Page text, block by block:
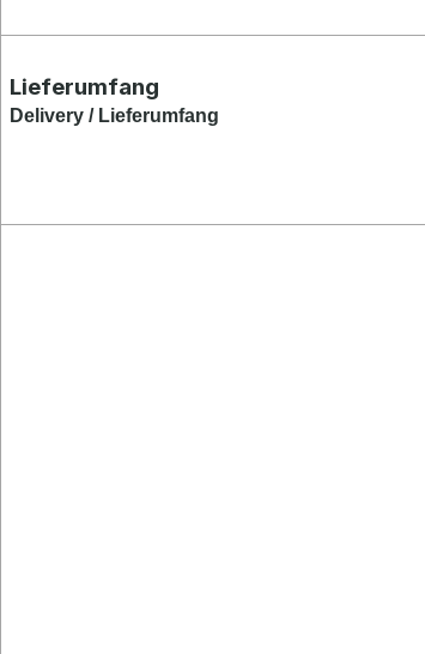
Lieferumfang
Delivery / Lieferumfang